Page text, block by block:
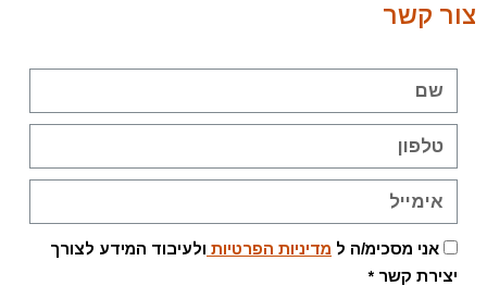
צור קשר
אני מסכימ/ה ל מדיניות הפרטיות ולעיבוד המידע לצורך
יצירת קשר *